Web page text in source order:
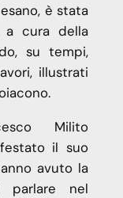
è stata
a cura della
su tempi,
illustrati
Milito
il suo
avuto la
parlare nel